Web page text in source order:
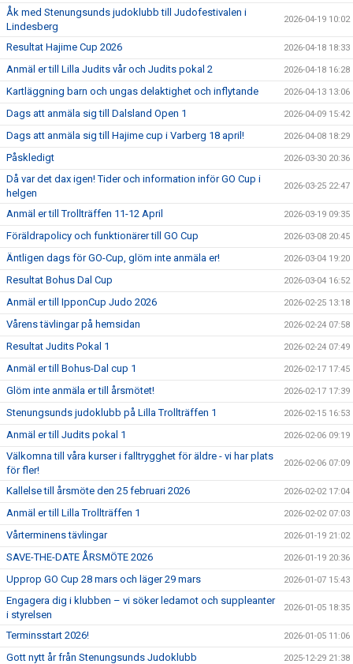
Åk med Stenungsunds judoklubb till Judofestivalen i
Lindesberg
2026-04-19 10:02
Resultat Hajime Cup 2026 2026-04-18 18:33
Anmäl er till Lilla Judits vår och Judits pokal 2 2026-04-18 16:28
Kartläggning barn och ungas delaktighet och inflytande 2026-04-13 13:06
Dags att anmäla sig till Dalsland Open 1 2026-04-09 15:42
Dags att anmäla sig till Hajime cup i Varberg 18 april! 2026-04-08 18:29
Påskledigt 2026-03-30 20:36
Då var det dax igen! Tider och information inför GO Cup i
helgen
2026-03-25 22:47
Anmäl er till Trollträffen 11-12 April 2026-03-19 09:35
Föräldrapolicy och funktionärer till GO Cup 2026-03-08 20:45
Äntligen dags för GO-Cup, glöm inte anmäla er! 2026-03-04 19:20
Resultat Bohus Dal Cup 2026-03-04 16:52
Anmäl er till IpponCup Judo 2026 2026-02-25 13:18
Vårens tävlingar på hemsidan 2026-02-24 07:58
Resultat Judits Pokal 1 2026-02-24 07:49
Anmäl er till Bohus-Dal cup 1 2026-02-17 17:45
Glöm inte anmäla er till årsmötet! 2026-02-17 17:39
Stenungsunds judoklubb på Lilla Trollträffen 1 2026-02-15 16:53
Anmäl er till Judits pokal 1 2026-02-06 09:19
Välkomna till våra kurser i falltrygghet för äldre - vi har plats
för fler!
2026-02-06 07:09
Kallelse till årsmöte den 25 februari 2026 2026-02-02 17:04
Anmäl er till Lilla Trollträffen 1 2026-02-02 07:03
Vårterminens tävlingar 2026-01-19 21:02
SAVE-THE-DATE ÅRSMÖTE 2026 2026-01-19 20:36
Upprop GO Cup 28 mars och läger 29 mars 2026-01-07 15:43
Engagera dig i klubben – vi söker ledamot och suppleanter
i styrelsen
2026-01-05 18:35
Terminsstart 2026! 2026-01-05 11:06
Gott nytt år från Stenungsunds Judoklubb 2025-12-29 21:38